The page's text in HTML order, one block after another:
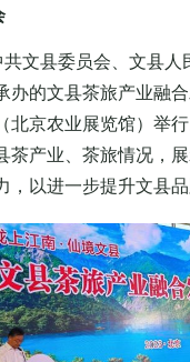
文县委员会、文县人
办的文县茶旅产业融
北京农业展览馆）举
茶产业、茶旅情况，
，以进一步提升文县品